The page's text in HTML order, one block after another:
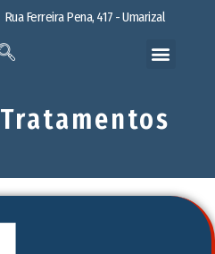
Rua Ferreira Pena, 417 - Umarizal
Tratamentos